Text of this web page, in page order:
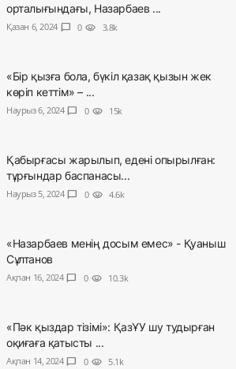
орталығындағы, Назарбаев ...
Қазан 6, 2024 chat_bubble 0 visibility 3.8k
«Бір қызға бола, бүкіл қазақ қызын жек
көріп кеттім» – ...
Наурыз 6, 2024 chat_bubble 0 visibility 15k
Қабырғасы жарылып, едені опырылған:
тұрғындар баспанасы...
Наурыз 5, 2024 chat_bubble 0 visibility 4.6k
«Назарбаев менің досым емес» - Қуаныш
Сұлтанов
Ақпан 16, 2024 chat_bubble 0 visibility 10.3k
«Пәк қыздар тізімі»: ҚазҰУ шу тудырған
оқиғаға қатысты ...
Ақпан 14, 2024 chat_bubble 0 visibility 5.1k